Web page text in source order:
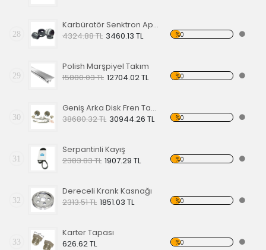
28
Karbüratör Senktron Aparatı
4324.88 TL 3460.13 TL %0
29
Polish Marşpiyel Takım
15880.03 TL 12704.02 TL %0
30
Geniş Arka Disk Fren Takımı 5X205 68-72
38680.32 TL 30944.26 TL %0
31
Serpantinli Kayış
2383.83 TL 1907.29 TL %0
32
Dereceli Krank Kasnağı
2313.51 TL 1851.03 TL %0
33
Karter Tapası
626.62 TL
%0